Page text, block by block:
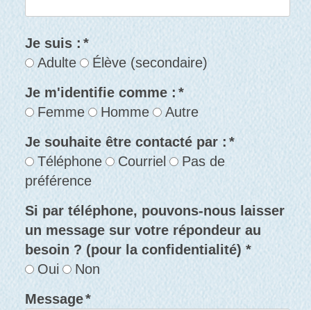
Je suis : *
Adulte
Élève (secondaire)
Je m'identifie comme : *
Femme
Homme
Autre
Je souhaite être contacté par : *
Téléphone
Courriel
Pas de
préférence
Si par téléphone, pouvons-nous laisser
un message sur votre répondeur au
besoin ? (pour la confidentialité) *
Oui
Non
Message*